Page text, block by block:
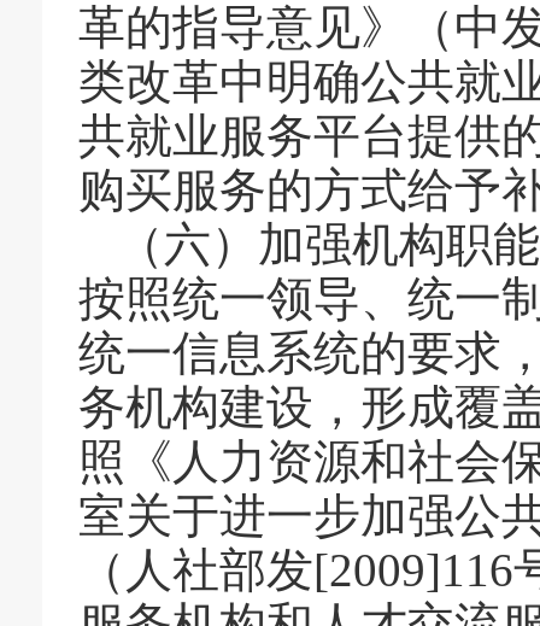
革的指导意见》（中
类改革中明确公共就
共就业服务平台提供
购买服务的方式给予
（六）加强机构职
按照统一领导、统一
统一信息系统的要求
务机构建设，形成覆
照《人力资源和社会
室关于进一步加强公
（人社部发[2009]116